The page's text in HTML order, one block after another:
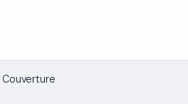
Couverture